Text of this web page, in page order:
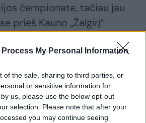
Process My Personal Information
of the sale, sharing to third parties, or
or sensitive information for
us, please use the below opt-out
selection. Please note that after your
you may continue seeing
čempionate, tačiau jau
prieš Kauno „Žalgirį“
Žalgiris Eurolyga